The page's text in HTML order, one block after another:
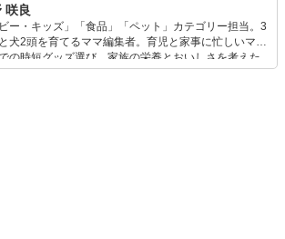
咲良
ビー・キッズ」「食品」「ペット」カテゴリー担当。3
犬2頭を育てるママ編集者。育児と家事に忙しいママ
の時短グッズ選び、家族の栄養とおいしさを考えた
び、束の間のリラックスタイムを楽しむためのスイ